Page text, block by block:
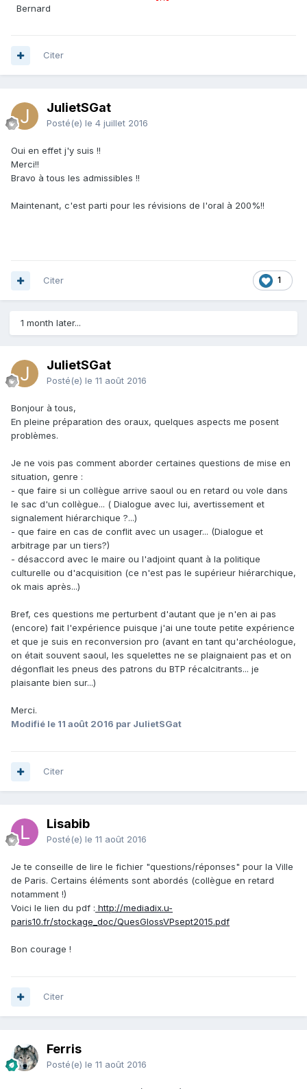
Bernard
Citer
JulietSGat
Posté(e) le 4 juillet 2016
Oui en effet j'y suis !!
Merci!!
Bravo à tous les admissibles !!
Maintenant, c'est parti pour les révisions de l'oral à 200%!!
1
Citer
1 month later...
JulietSGat
Posté(e) le 11 août 2016
Bonjour à tous,
En pleine préparation des oraux, quelques aspects me posent
problèmes.
Je ne vois pas comment aborder certaines questions de mise en
situation, genre :
- que faire si un collègue arrive saoul ou en retard ou vole dans
le sac d'un collègue... ( Dialogue avec lui, avertissement et
signalement hiérarchique ?...)
- que faire en cas de conflit avec un usager... (Dialogue et
arbitrage par un tiers?)
- désaccord avec le maire ou l'adjoint quant à la politique
culturelle ou d'acquisition (ce n'est pas le supérieur hiérarchique,
ok mais après...)
Bref, ces questions me perturbent d'autant que je n'en ai pas
(encore) fait l'expérience puisque j'ai une toute petite expérience
et que je suis en reconversion pro (avant en tant qu'archéologue,
on était souvent saoul, les squelettes ne se plaignaient pas et on
dégonflait les pneus des patrons du BTP récalcitrants... je
plaisante bien sur...)
Merci.
Modifié le 11 août 2016 par JulietSGat
Citer
Lisabib
Posté(e) le 11 août 2016
Je te conseille de lire le fichier "questions/réponses" pour la Ville
de Paris. Certains éléments sont abordés (collègue en retard
notamment !)
Voici le lien du pdf : http://mediadix.u-
paris10.fr/stockage_doc/QuesGlossVPsept2015.pdf
Bon courage !
Citer
Ferris
Posté(e) le 11 août 2016